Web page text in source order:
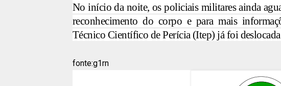
No início da noite, os policiais militares ainda
reconhecimento do corpo e para mais
Técnico Científico de Perícia (Itep) já foi
fonte:g1rn